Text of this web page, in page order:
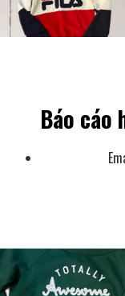
Báo cáo